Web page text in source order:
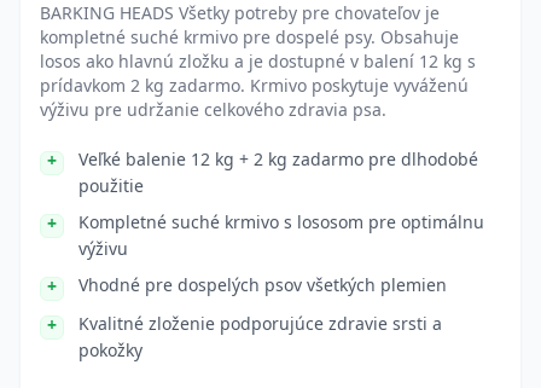
BARKING HEADS Všetky potreby pre chovateľov je
kompletné suché krmivo pre dospelé psy. Obsahuje
losos ako hlavnú zložku a je dostupné v balení 12 kg s
prídavkom 2 kg zadarmo. Krmivo poskytuje vyváženú
výživu pre udržanie celkového zdravia psa.
Veľké balenie 12 kg + 2 kg zadarmo pre dlhodobé
použitie
Kompletné suché krmivo s lososom pre optimálnu
výživu
Vhodné pre dospelých psov všetkých plemien
Kvalitné zloženie podporujúce zdravie srsti a
pokožky